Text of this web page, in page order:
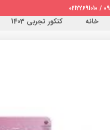
خانه کنکور تجربی 1403